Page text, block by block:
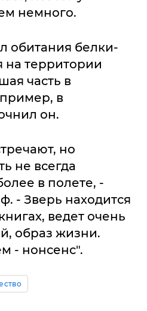
немного.
обитания белки-
на территории
часть в
в
он.
но
не всегда
в полете, -
- Зверь находится
ведет очень
образ жизни.
- нонсенс".